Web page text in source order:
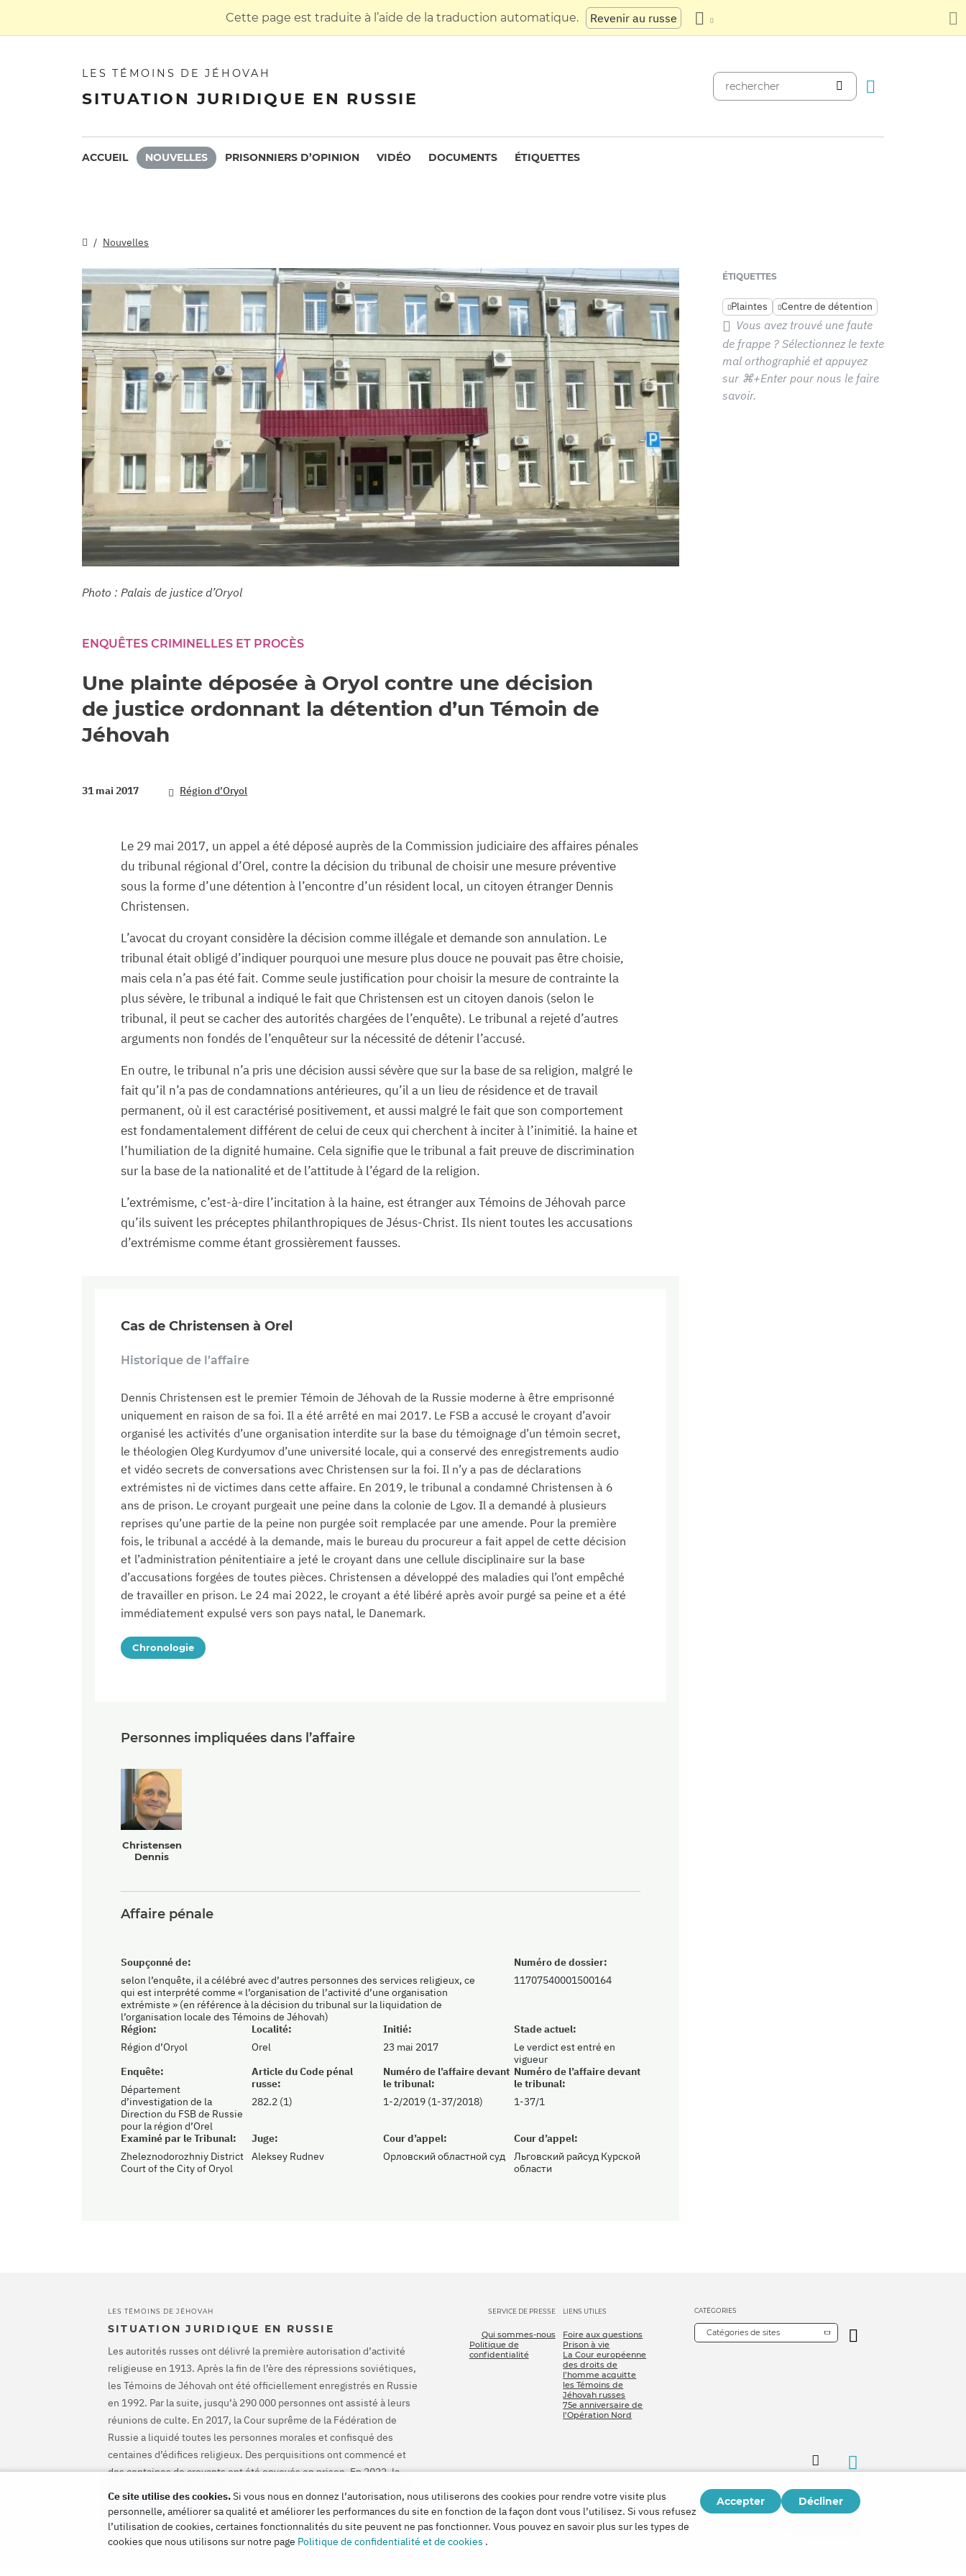
Cette page est traduite à l’aide de la traduction automatique. Revenir au russe
LES TÉMOINS DE JÉHOVAH
SITUATION JURIDIQUE EN RUSSIE
ACCUEIL NOUVELLES PRISONNIERS D’OPINION VIDÉO DOCUMENTS ÉTIQUETTES
Nouvelles
Photo : Palais de justice d’Oryol
ENQUÊTES CRIMINELLES ET PROCÈS
Une plainte déposée à Oryol contre une décision
de justice ordonnant la détention d’un Témoin de
Jéhovah
31 mai 2017 Région d’Oryol
Le 29 mai 2017, un appel a été déposé auprès de la Commission judiciaire des affaires pénales
du tribunal régional d’Orel, contre la décision du tribunal de choisir une mesure préventive
sous la forme d’une détention à l’encontre d’un résident local, un citoyen étranger Dennis
Christensen.
L’avocat du croyant considère la décision comme illégale et demande son annulation. Le
tribunal était obligé d’indiquer pourquoi une mesure plus douce ne pouvait pas être choisie,
mais cela n’a pas été fait. Comme seule justification pour choisir la mesure de contrainte la
plus sévère, le tribunal a indiqué le fait que Christensen est un citoyen danois (selon le
tribunal, il peut se cacher des autorités chargées de l’enquête). Le tribunal a rejeté d’autres
arguments non fondés de l’enquêteur sur la nécessité de détenir l’accusé.
En outre, le tribunal n’a pris une décision aussi sévère que sur la base de sa religion, malgré le
fait qu’il n’a pas de condamnations antérieures, qu’il a un lieu de résidence et de travail
permanent, où il est caractérisé positivement, et aussi malgré le fait que son comportement
est fondamentalement différent de celui de ceux qui cherchent à inciter à l’inimitié. la haine et
l’humiliation de la dignité humaine. Cela signifie que le tribunal a fait preuve de discrimination
sur la base de la nationalité et de l’attitude à l’égard de la religion.
L’extrémisme, c’est-à-dire l’incitation à la haine, est étranger aux Témoins de Jéhovah parce
qu’ils suivent les préceptes philanthropiques de Jésus-Christ. Ils nient toutes les accusations
d’extrémisme comme étant grossièrement fausses.
ÉTIQUETTES
Plaintes Centre de détention
Vous avez trouvé une faute
de frappe ? Sélectionnez le texte
mal orthographié et appuyez
sur ⌘+Enter pour nous le faire
savoir.
Cas de Christensen à Orel
Historique de l’affaire
Dennis Christensen est le premier Témoin de Jéhovah de la Russie moderne à être emprisonné
uniquement en raison de sa foi. Il a été arrêté en mai 2017. Le FSB a accusé le croyant d’avoir
organisé les activités d’une organisation interdite sur la base du témoignage d’un témoin secret,
le théologien Oleg Kurdyumov d’une université locale, qui a conservé des enregistrements audio
et vidéo secrets de conversations avec Christensen sur la foi. Il n’y a pas de déclarations
extrémistes ni de victimes dans cette affaire. En 2019, le tribunal a condamné Christensen à 6
ans de prison. Le croyant purgeait une peine dans la colonie de Lgov. Il a demandé à plusieurs
reprises qu’une partie de la peine non purgée soit remplacée par une amende. Pour la première
fois, le tribunal a accédé à la demande, mais le bureau du procureur a fait appel de cette décision
et l’administration pénitentiaire a jeté le croyant dans une cellule disciplinaire sur la base
d’accusations forgées de toutes pièces. Christensen a développé des maladies qui l’ont empêché
de travailler en prison. Le 24 mai 2022, le croyant a été libéré après avoir purgé sa peine et a été
immédiatement expulsé vers son pays natal, le Danemark.
Chronologie
Personnes impliquées dans l’affaire
Christensen
Dennis
Affaire pénale
Région:
Région d’Oryol
Localité:
Orel
Soupçonné de:
selon l’enquête, il a célébré avec d’autres personnes des services religieux, ce
qui est interprété comme « l’organisation de l’activité d’une organisation
extrémiste » (en référence à la décision du tribunal sur la liquidation de
l’organisation locale des Témoins de Jéhovah)
Numéro de dossier:
11707540001500164
Initié:
23 mai 2017
Stade actuel:
Le verdict est entré en
vigueur
Enquête:
Département
d’investigation de la
Direction du FSB de Russie
pour la région d’Orel
Article du Code pénal
russe:
282.2 (1)
Numéro de l’affaire devant
le tribunal:
1-2/2019 (1-37/2018)
Numéro de l’affaire devant
le tribunal:
1-37/1
Examiné par le Tribunal:
Zheleznodorozhniy District
Court of the City of Oryol
Juge:
Aleksey Rudnev
Cour d’appel:
Орловский областной суд
Cour d’appel:
Льговский райсуд Курской
области
LES TÉMOINS DE JÉHOVAH
SITUATION JURIDIQUE EN RUSSIE
Les autorités russes ont délivré la première autorisation d’activité
religieuse en 1913. Après la fin de l’ère des répressions soviétiques,
les Témoins de Jéhovah ont été officiellement enregistrés en Russie
en 1992. Par la suite, jusqu’à 290 000 personnes ont assisté à leurs
réunions de culte. En 2017, la Cour suprême de la Fédération de
Russie a liquidé toutes les personnes morales et confisqué des
centaines d’édifices religieux. Des perquisitions ont commencé et
des centaines de croyants ont été envoyés en prison. En 2022, la
mettre fin à leurs poursuites pénales et de les indemniser pour tous
les préjudices causés.
SERVICE DE PRESSE
Qui sommes-nous
Politique de
confidentialité
LIENS UTILES
Foire aux questions
Prison à vie
La Cour européenne
des droits de
l’homme acquitte
les Témoins de
Jéhovah russes
75e anniversaire de
l’Opération Nord
CATÉGORIES
Catégories de sites
Copyright © 2026
Ce site utilise des cookies.Si vous nous en donnez l’autorisation, nous utiliserons des cookies pour rendre votre visite plus
personnelle, améliorer sa qualité et améliorer les performances du site en fonction de la façon dont vous l’utilisez. Si vous refusez
l’utilisation de cookies, certaines fonctionnalités du site peuvent ne pas fonctionner. Vous pouvez en savoir plus sur les types de
cookies que nous utilisons sur notre page Politique de confidentialité et de cookies .
Accepter Décliner